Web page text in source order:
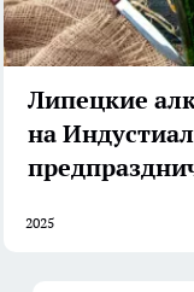
Липецкие
на
2025